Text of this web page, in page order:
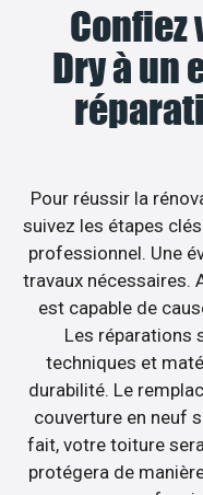
Confiez
Dry à un
Pour réussir la
suivez les étapes
professionnel. Une
travaux nécessaires.
est capable de
Les réparations
techniques et
durabilité. Le
couverture en neuf
fait, votre toiture
protégera de